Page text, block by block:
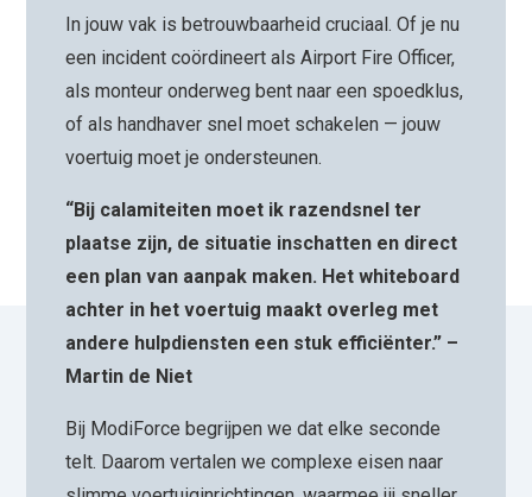
In jouw vak is betrouwbaarheid cruciaal. Of je nu
een incident coördineert als Airport Fire Officer,
als monteur onderweg bent naar een spoedklus,
of als handhaver snel moet schakelen — jouw
voertuig moet je ondersteunen.
“Bij calamiteiten moet ik razendsnel ter
plaatse zijn, de situatie inschatten en direct
een plan van aanpak maken. Het whiteboard
achter in het voertuig maakt overleg met
andere hulpdiensten een stuk efficiënter.” –
Martin de Niet
Bij ModiForce begrijpen we dat elke seconde
telt. Daarom vertalen we complexe eisen naar